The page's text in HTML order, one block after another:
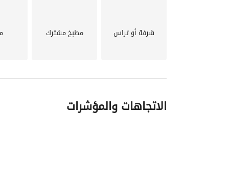
العيش في مجتمع نابض بالحياة في وسط المدينة
شرفة أو تراس مطبخ مشترك
الاتجاهات والمؤشرات